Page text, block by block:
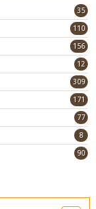
35
110
156
12
309
171
77
8
90